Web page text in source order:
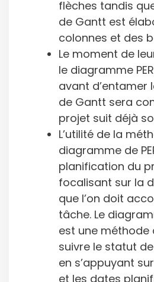
flèches tandis
de Gantt est
colonnes et des
Le moment de
le diagramme
avant d’entamer
de Gantt sera
projet suit déjà
L’utilité de la
diagramme de
planification du
focalisant sur la
que l’on doit
tâche. Le
est une méthode
suivre le statut
en s’appuyant
et les dates